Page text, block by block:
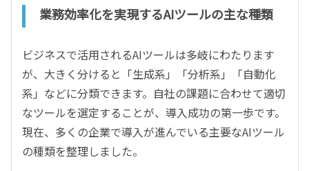
業務効率化を実現するAIツールの主な種類
ビジネスで活用されるAIツールは多岐にわたります
が、大きく分けると「生成系」「分析系」「自動化
系」などに分類できます。自社の課題に合わせて適切
なツールを選定することが、導入成功の第一歩です。
現在、多くの企業で導入が進んでいる主要なAIツール
の種類を整理しました。